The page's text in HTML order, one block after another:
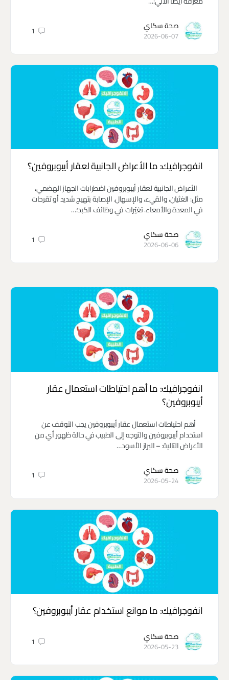
صحة سكاي
2026-06-07
1
انفوجرافيك: ما الأعراض الجانبية لعقار أيبوبروفين؟
الأعراض الجانبية لعقار أيبوبروفين اضطرابات الجهاز الهضمي،
مثل: الغثيان، والقيء، والإسهال. الإصابة بتهيج شديد أو تقرحات
في المعدة والأمعاء. تغيّرات في وظائف الكبد؛…
صحة سكاي
2026-06-06
1
انفوجرافيك: ما أهم احتياطات استعمال عقار
أيبوبروفين؟
أهم احتياطات استعمال عقار أيبوبروفين يجب التوقف عن
استخدام أيبوبروفين والتوجه إلى الطبيب في حالة ظهور أي من
الأعراض التالية: – البراز الأسود…
صحة سكاي
2026-05-24
1
انفوجرافيك: ما موانع استخدام عقار أيبوبروفين؟
صحة سكاي
2026-05-23
1